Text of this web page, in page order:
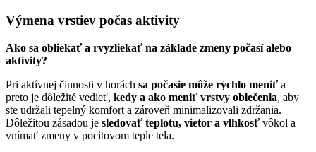
Výmena vrstiev počas aktivity
Ako sa obliekať a rvyzliekať na základe zmeny počasí alebo
aktivity?
Pri aktívnej činnosti v horách sa počasie môže rýchlo meniťa
preto je dôležité vedieť, kedy a ako meniť vrstvy oblečenia, aby
ste udržali tepelný komfort a zároveň minimalizovali zdržania.
Dôležitou zásadou je sledovať teplotu, vietor a vlhkosťvôkol a
vnímať zmeny v pocitovom teple tela.